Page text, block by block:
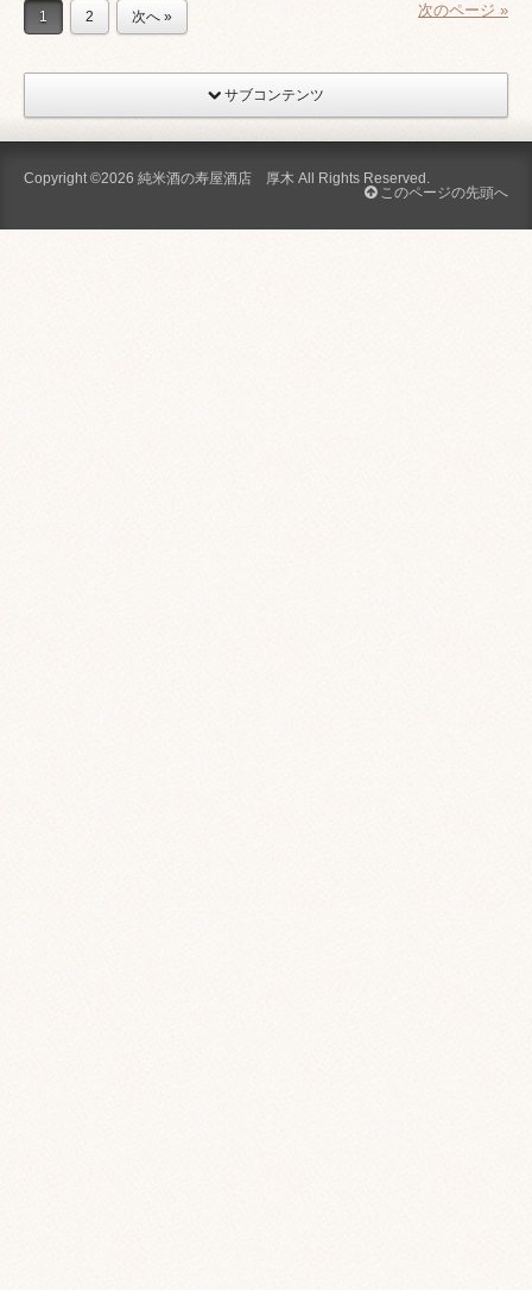
次のページ »
1 2 次へ »
サブコンテンツ
Copyright ©2026 純米酒の寿屋酒店 厚木 All Rights Reserved.
このページの先頭へ